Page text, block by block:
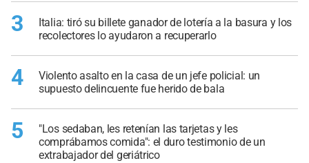
3
Italia: tiró su billete ganador de lotería a la basura y los
recolectores lo ayudaron a recuperarlo
4
Violento asalto en la casa de un jefe policial: un
supuesto delincuente fue herido de bala
5
"Los sedaban, les retenían las tarjetas y les
comprábamos comida": el duro testimonio de un
extrabajador del geriátrico